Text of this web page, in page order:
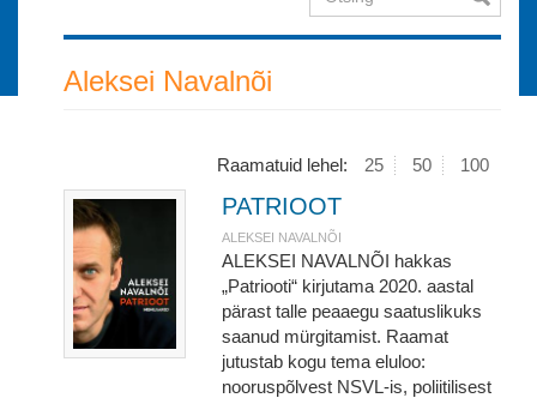
Account
Menu
Aleksei Navalnõi
Raamatuid lehel: 25 50 100
PATRIOOT
ALEKSEI NAVALNÕI
ALEKSEI NAVALNÕI hakkas
„Patriooti“ kirjutama 2020. aastal
pärast talle peaaegu saatuslikuks
saanud mürgitamist. Raamat
jutustab kogu tema eluloo:
nooruspõlvest NSVL-is, poliitilisest